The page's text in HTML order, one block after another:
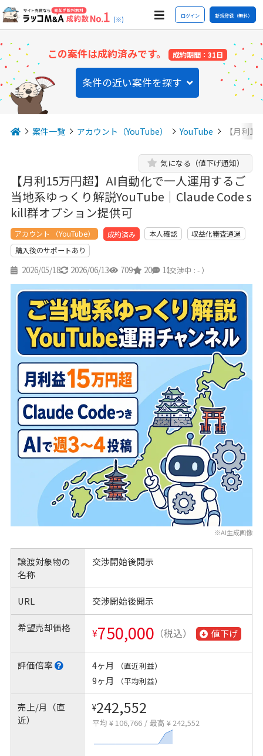
(※) ログイン 新規登録（無料）
この案件は成約済みです。 成約期間：31日
条件の近い案件を探す
案件一覧 アカウント（YouTube） YouTube 【月利
【月利15万円超】AI自動化で一人運用するご
当地系ゆっくり解説YouTube｜Claude Code s
kill群オプション提供可
気になる（値下げ通知）
アカウント （YouTube） 成約済み 本人確認
収益化審査通過
購入後のサポートあり
2026/05/18 2026/06/13 709 20 11
（交渉中 : - ）
※AI生成画像
譲渡対象物の
名称
交渉開始後開示
URL 交渉開始後開示
希望売却価格 ¥750,000 （税込） 値下げ
評価倍率 4ヶ月 （直近利益）
9ヶ月 （平均利益）
売上/月（直
近）
¥242,552
平均 ¥ 106,766 / 最高 ¥ 242,552